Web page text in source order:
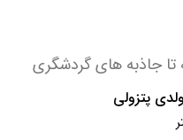
تا جاذبه های گردشگری
پتزولی